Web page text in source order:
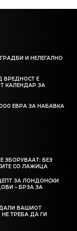
И НЕЛЕГАЛНО
ВРЕДНОСТ Е
КАЛЕНДАР ЗА
ЕВРА ЗА НАБАВКА
ЗБОРУВААТ: БЕЗ
СО ЛАЖИЦА
ЗА ЛОНДОНСКИ
– БРЗА ЗА
ДАЛИ ВАШИОТ
ТРЕБА ДА ГИ